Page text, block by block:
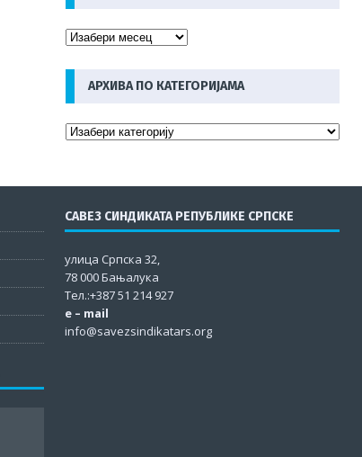
АРХИВА ПО КАТЕГОРИЈАМА
САВЕЗ СИНДИКАТА РЕПУБЛИКЕ СРПСКЕ
улица Српска 32,
78 000 Бањалука
Тел.:+387 51 214 927
e – mail
info@savezsindikatars.org